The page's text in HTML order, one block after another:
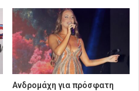
Ανδρομάχη για πρόσφατη